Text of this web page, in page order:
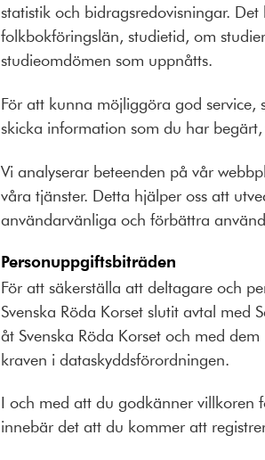
statistik och bidragsredovisningar.
folkbokföringslän, studietid, om
studieomdömen som uppnåtts.
För att kunna möjliggöra god
skicka information som du har
Vi analyserar beteenden på vår
våra tjänster. Detta hjälper oss att
användarvänliga och förbättra
Personuppgiftsbiträden
För att säkerställa att deltagare och
Svenska Röda Korset slutit avtal med
åt Svenska Röda Korset och med
kraven i dataskyddsförordningen.
I och med att du godkänner villkoren
innebär det att du kommer att